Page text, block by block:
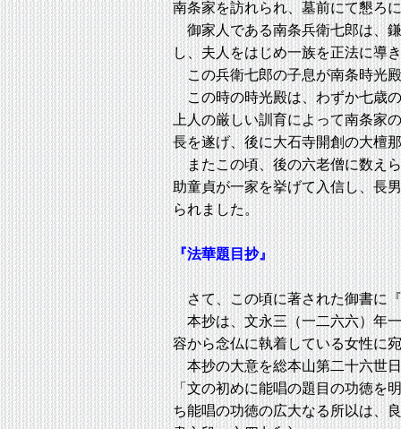
南条家を訪れられ、墓前にて懇ろ
御家人である南条兵衛七郎は、
し、夫人をはじめ一族を正法に導
この兵衛七郎の子息が南条時光
この時の時光殿は、わずか七歳
上人の厳しい訓育によって南条家
長を遂げ、後に大石寺開創の大檀
またこの頃、後の六老僧に数え
助童貞が一家を挙げて入信し、長
られました。
『法華題目抄』
さて、この頃に著された御書に
本抄は、文永三（一二六六）年
容から念仏に執着している女性に
本抄の大意を総本山第二十六世
「文の初めに能唱の題目の功徳を
ち能唱の功徳の広大なる所以は、